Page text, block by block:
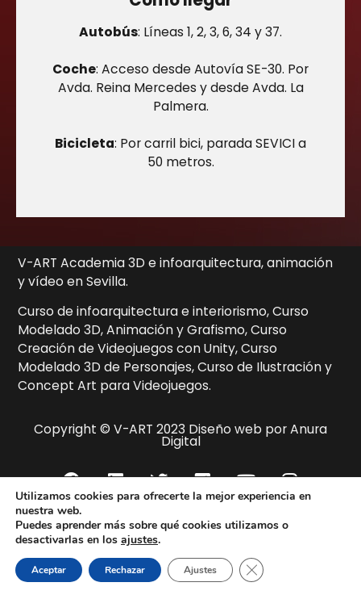
Autobús: Líneas 1, 2, 3, 6, 34 y 37.
Coche: Acceso desde Autovía SE-30. Por
Avda. Reina Mercedes y desde Avda. La
Palmera.
Bicicleta: Por carril bici, parada SEVICI a
50 metros.
V-ART Academia 3D e infoarquitectura, animación
y vídeo en Sevilla.
Curso de infoarquitectura e interiorismo, Curso
Modelado 3D, Animación y Grafismo, Curso
Creación de Videojuegos con Unity, Curso
Modelado 3D de Personajes, Curso de Ilustración y
Concept Art para Videojuegos.
Copyright © V-ART 2023 Diseño web por Anura
Digital
Aviso Legal Contacto
Política de Privacidad
Términos y Condiciones
Utilizamos cookies para ofrecerte la mejor experiencia en
nuestra web.
Puedes aprender más sobre qué cookies utilizamos o
desactivarlas en los ajustes.
Aceptar Rechazar Ajustes Cerrar el banner de